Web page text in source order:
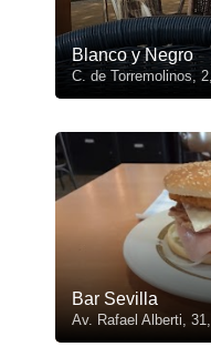
Blanco y Negro
C. de Torremolinos,
Bar Sevilla
Av. Rafael Alberti,